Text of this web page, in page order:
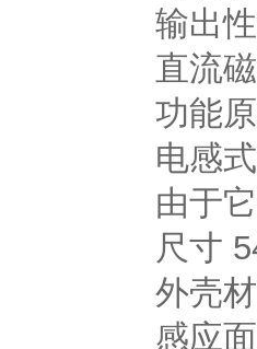
输出
直流
功能
电感
由于
尺寸
外壳
感应